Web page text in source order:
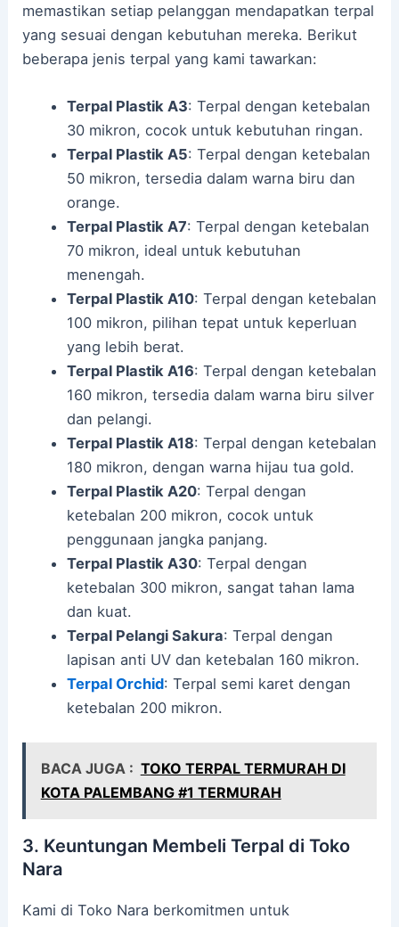
memastikan setiap pelanggan mendapatkan terpal
yang sesuai dengan kebutuhan mereka. Berikut
beberapa jenis terpal yang kami tawarkan:
Terpal Plastik A3: Terpal dengan ketebalan
30 mikron, cocok untuk kebutuhan ringan.
Terpal Plastik A5: Terpal dengan ketebalan
50 mikron, tersedia dalam warna biru dan
orange.
Terpal Plastik A7: Terpal dengan ketebalan
70 mikron, ideal untuk kebutuhan
menengah.
Terpal Plastik A10: Terpal dengan ketebalan
100 mikron, pilihan tepat untuk keperluan
yang lebih berat.
Terpal Plastik A16: Terpal dengan ketebalan
160 mikron, tersedia dalam warna biru silver
dan pelangi.
Terpal Plastik A18: Terpal dengan ketebalan
180 mikron, dengan warna hijau tua gold.
Terpal Plastik A20: Terpal dengan
ketebalan 200 mikron, cocok untuk
penggunaan jangka panjang.
Terpal Plastik A30: Terpal dengan
ketebalan 300 mikron, sangat tahan lama
dan kuat.
Terpal Pelangi Sakura: Terpal dengan
lapisan anti UV dan ketebalan 160 mikron.
Terpal Orchid: Terpal semi karet dengan
ketebalan 200 mikron.
BACA JUGA : TOKO TERPAL TERMURAH DI
KOTA PALEMBANG #1 TERMURAH
3. Keuntungan Membeli Terpal di Toko
Nara
Kami di Toko Nara berkomitmen untuk